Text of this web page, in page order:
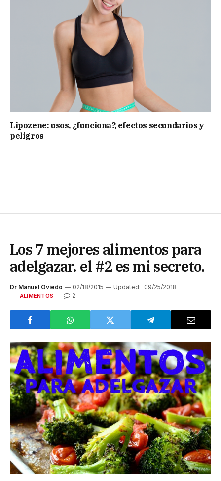
Lipozene: usos, ¿funciona?, efectos secundarios y
peligros
Los 7 mejores alimentos para
adelgazar. el #2 es mi secreto.
Dr Manuel Oviedo 02/18/2015 Updated: 09/25/2018
ALIMENTOS 2